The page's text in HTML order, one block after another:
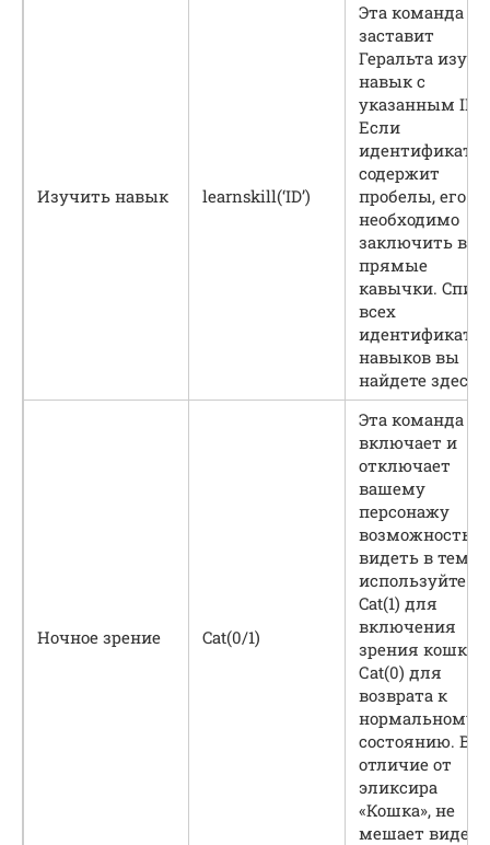
Изучить навык learnskill(‘ID’)
Эта команда
заставит
Геральта
навык с
указанным ID.
Если
идентификатор
содержит
пробелы, его
необходимо
заключить в
прямые
кавычки.
всех
навыков вы
найдете здесь.
Ночное зрение Cat(0/1)
Эта команда
включает и
отключает
вашему
персонажу
возможность
видеть в
используйте
Cat(1) для
включения
зрения кошки
Сat(0) для
возврата к
нормальному
состоянию. В
отличие от
эликсира
«Кошка», не
мешает видеть